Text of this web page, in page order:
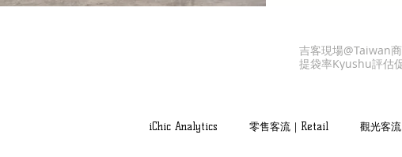
吉客現場@Taiwan
提袋率Kyushu評估
iChic Analytics 零售客流｜Retail 觀光客